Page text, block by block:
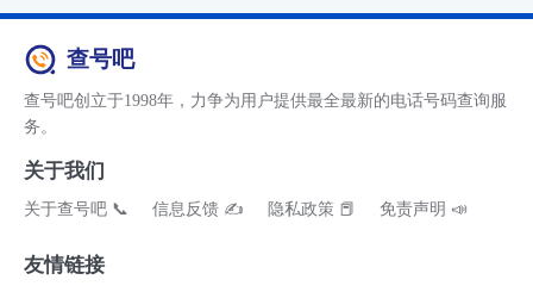
查号吧
查号吧创立于1998年，力争为用户提供最全最新的电话号码查询服
务。
关于我们
关于查号吧 📞 信息反馈 ✍ 隐私政策 📕 免责声明 📣
友情链接